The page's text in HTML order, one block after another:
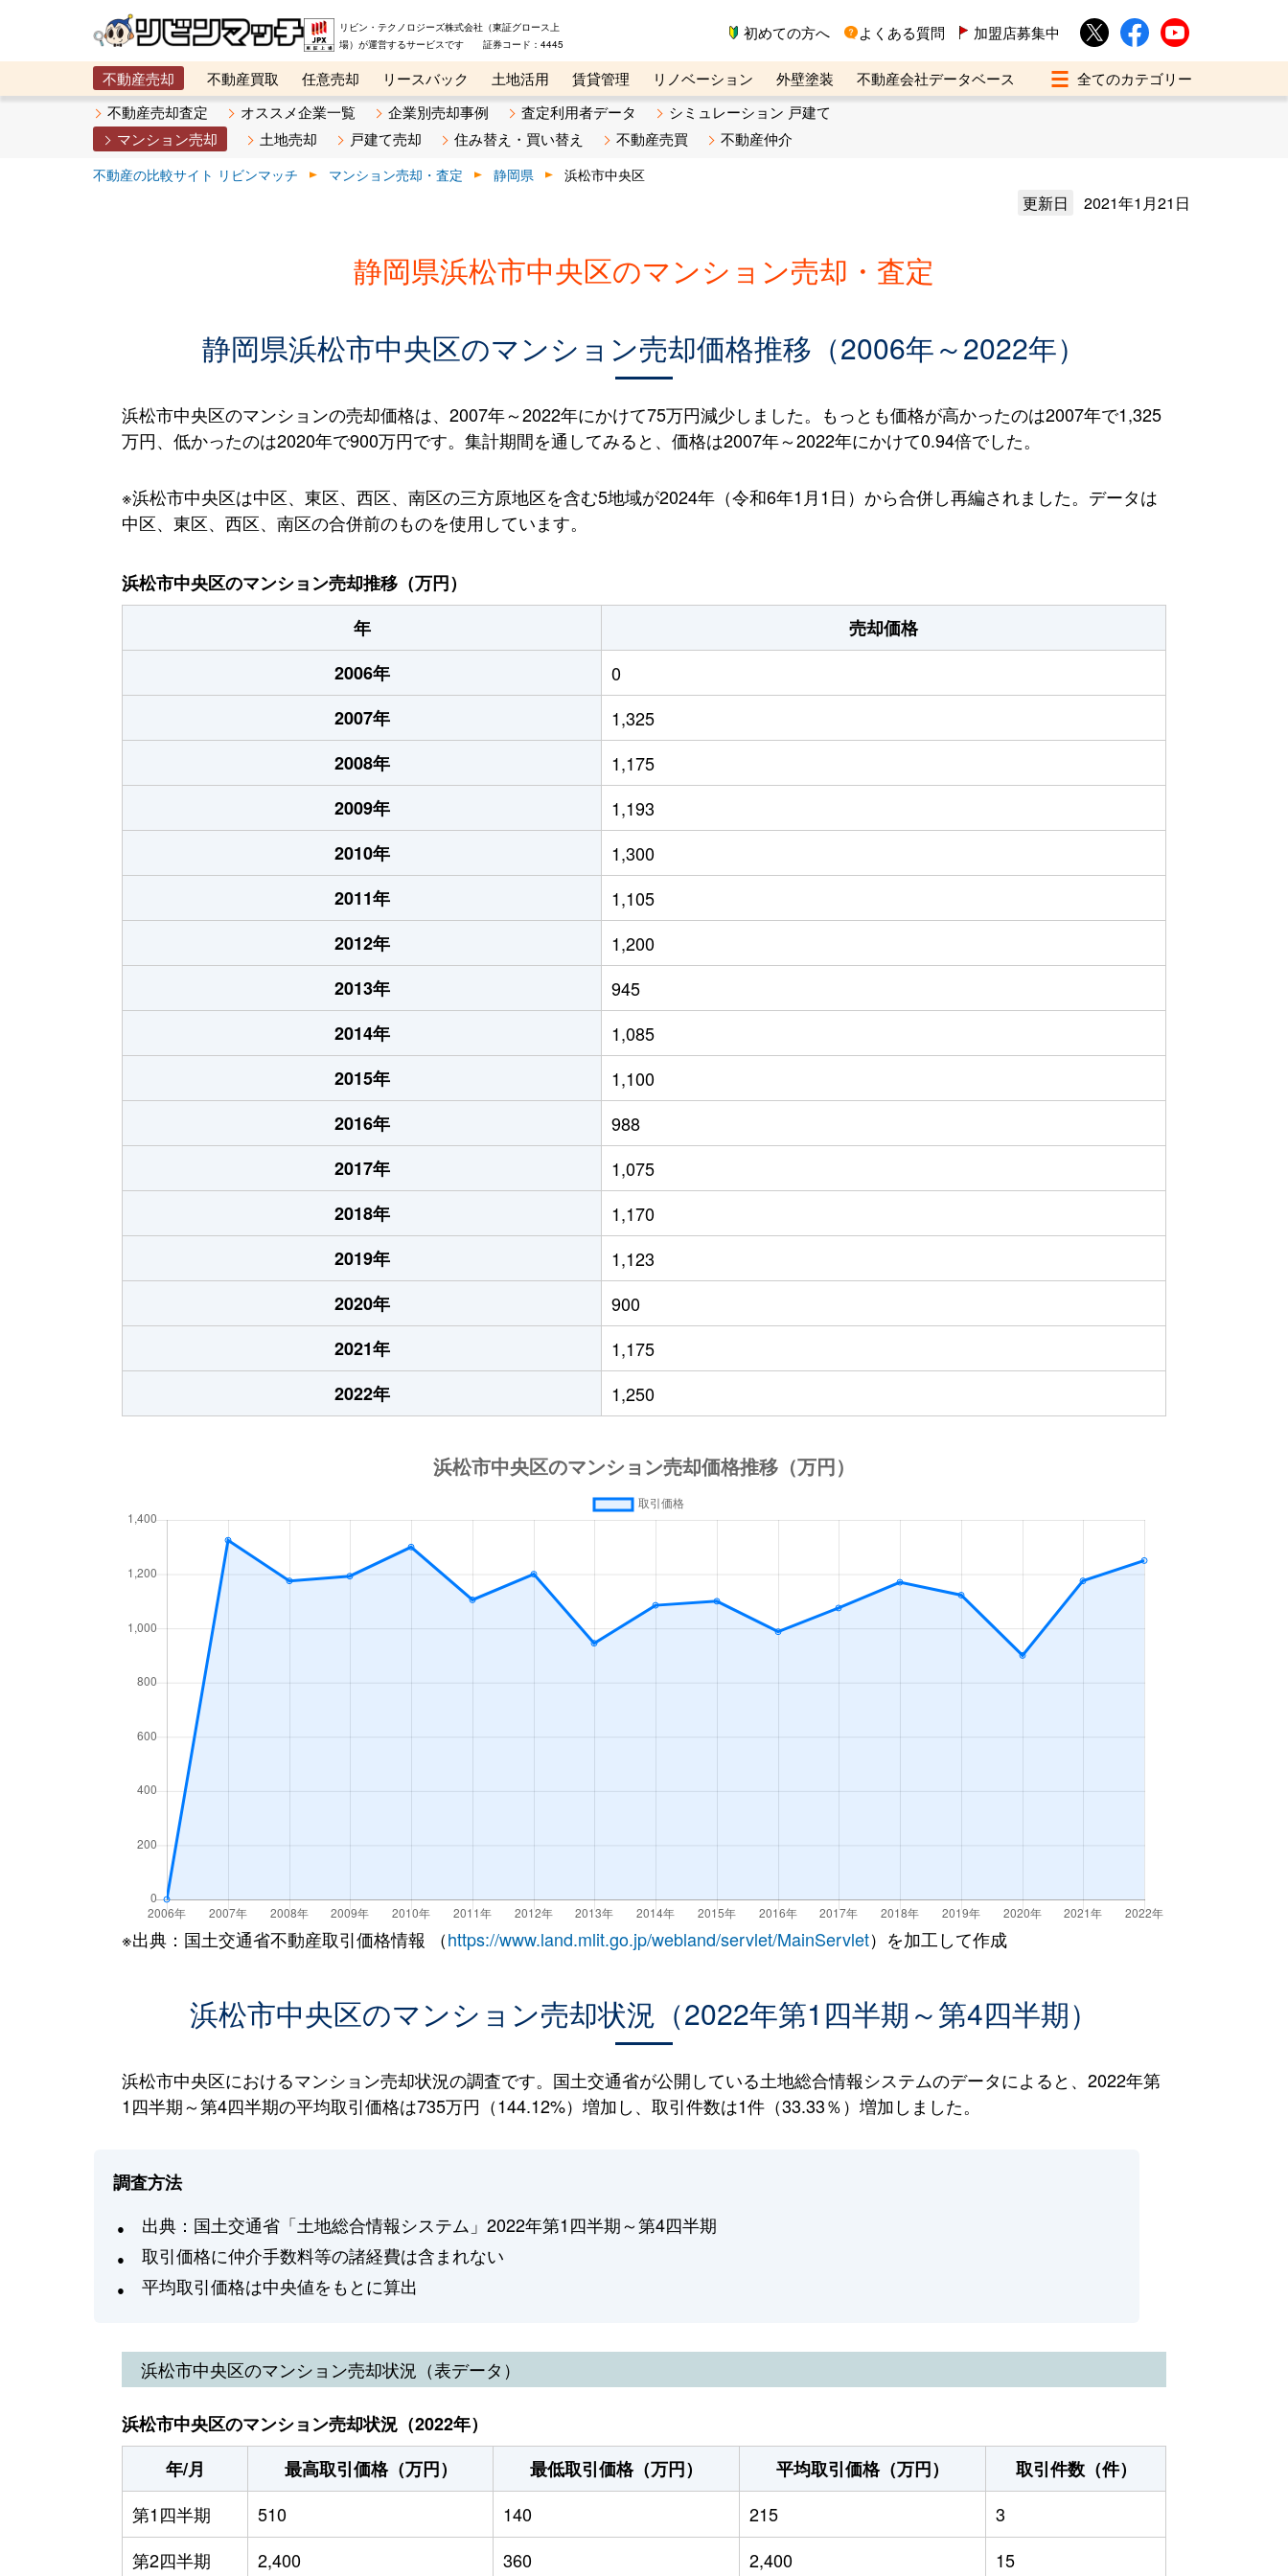
リビン・テクノロジーズ株式会社（東証グロース上
場）が運営するサービスです 証券コード：4445
初めての方へ よくある質問 加盟店募集中
不動産売却 不動産買取 任意売却 リースバック 土地活用 賃貸管理 リノベーション 外壁塗装
不動産会社データベース
メタ住宅展示場
ベスト不動産カンパニー オンライン講座 リビンマガジンBiz 不動産売却ご相談デスク
不動産売却査定 オススメ企業一覧 企業別売却事例 査定利用者データ
シミュレーション 戸建て
マンション売却
土地売却 戸建て売却 住み替え・買い替え 不動産売買 不動産仲介
不動産の比較サイト リビンマッチ マンション売却・査定 静岡県 浜松市中央区
更新日 2021年1月21日
静岡県浜松市中央区のマンション売却・査定
静岡県浜松市中央区のマンション売却価格推移（2006年～2022年）
浜松市中央区のマンションの売却価格は、2007年～2022年にかけて75万円減少しました。もっとも価格が高かったのは2007年で1,325
万円、低かったのは2020年で900万円です。集計期間を通してみると、価格は2007年～2022年にかけて0.94倍でした。
※浜松市中央区は中区、東区、西区、南区の三方原地区を含む5地域が2024年（令和6年1月1日）から合併し再編されました。データは
中区、東区、西区、南区の合併前のものを使用しています。
浜松市中央区のマンション売却推移（万円）
年
売却価格
2006年
0
2007年
1,325
2008年
1,175
2009年
1,193
2010年
1,300
2011年
1,105
2012年
1,200
2013年
945
2014年
1,085
2015年
1,100
2016年
988
2017年
1,075
2018年
1,170
2019年
1,123
2020年
900
2021年
1,175
2022年
1,250
※出典：国土交通省不動産取引価格情報 （https://www.land.mlit.go.jp/webland/servlet/MainServlet）を加工して作成
浜松市中央区のマンション売却状況（2022年第1四半期～第4四半期）
浜松市中央区におけるマンション売却状況の調査です。国土交通省が公開している土地総合情報システムのデータによると、2022年第
1四半期～第4四半期の平均取引価格は735万円（144.12%）増加し、取引件数は1件（33.33％）増加しました。
調査方法
出典：国土交通省「土地総合情報システム」2022年第1四半期～第4四半期
取引価格に仲介手数料等の諸経費は含まれない
平均取引価格は中央値をもとに算出
浜松市中央区のマンション売却状況（表データ）
浜松市中央区のマンション売却状況（2022年）
年/月
最高取引価格（万円） 最低取引価格（万円） 平均取引価格（万円）
取引件数（件）
第1四半期
510 140 215
3
第2四半期
2,400 360 2,400 15